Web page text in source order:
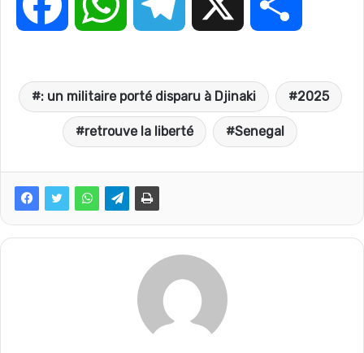
c
b
a
s
l
a
r
: un militaire porté disparu à Djinaki 2025
retrouve la liberté Senegal